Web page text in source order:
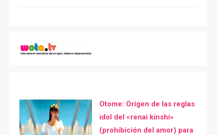
Otome: Orígen de las reglas
idol del «renai kinshi»
(prohibición del amor) para